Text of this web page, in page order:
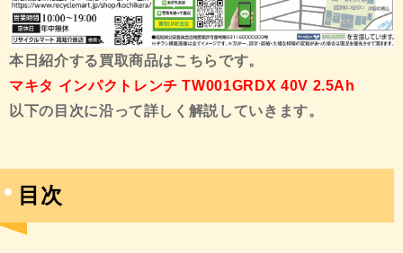
本日紹介する買取商品はこちらです。
マキタ インパクトレンチ TW001GRDX 40V 2.5Ah
以下の目次に沿って詳しく解説していきます。
目次